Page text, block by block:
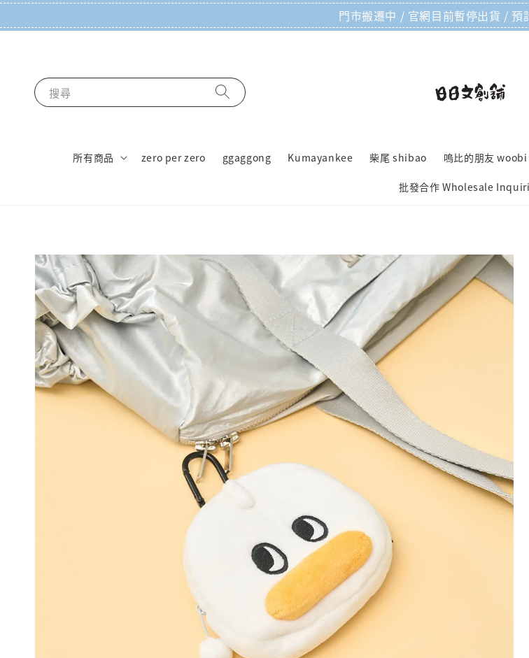
門市搬遷中 / 官網目前暫停出貨 / 預
搜尋
所有商品 zero per zero ggaggong Kumayankee 柴尾 shibao 嗚比的朋友
批發合作 Wholesale